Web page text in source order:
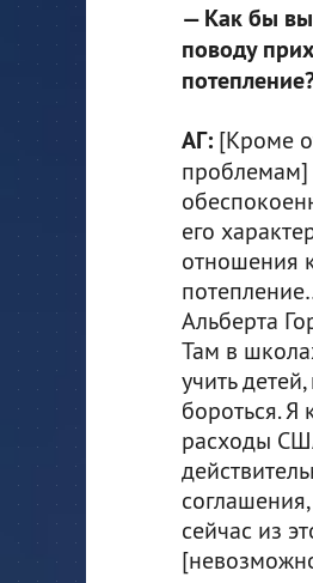
— Как бы
поводу
АГ: [Кроме
проблемам]
его
отношения
Альберта
Там в
учить
бороться. Я
расходы
сейчас из